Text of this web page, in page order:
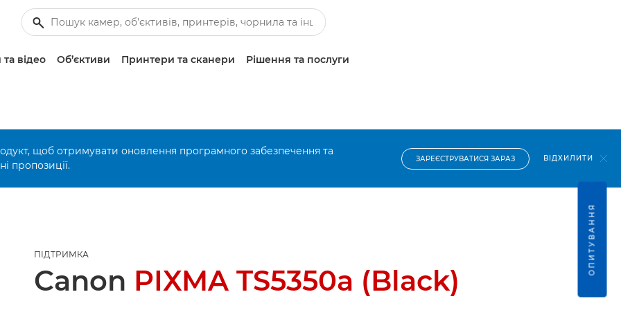
відео Об’єктиви Принтери та сканери Рішення та послуги
щоб отримувати оновлення програмного забезпечення та
пропозиції.
ЗАРЕЄСТРУВАТИСЯ ЗАРАЗ ВІДХИЛИТИ
ПІДТРИМКА
Canon PIXMA TS5350a (Black)
ОПИТУВАННЯ